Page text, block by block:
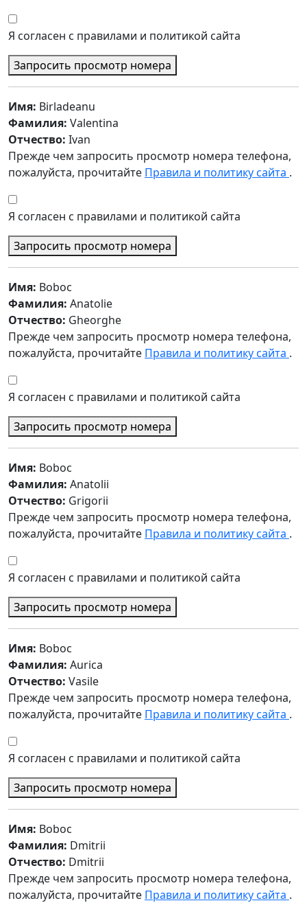
Я согласен с правилами и политикой сайта
Запросить просмотр номера
Имя: Birladeanu
Фамилия: Valentina
Отчество: Ivan
Прежде чем запросить просмотр номера телефона,
пожалуйста, прочитайте Правила и политику сайта .
Я согласен с правилами и политикой сайта
Запросить просмотр номера
Имя: Boboc
Фамилия: Anatolie
Отчество: Gheorghe
Прежде чем запросить просмотр номера телефона,
пожалуйста, прочитайте Правила и политику сайта .
Я согласен с правилами и политикой сайта
Запросить просмотр номера
Имя: Boboc
Фамилия: Anatolii
Отчество: Grigorii
Прежде чем запросить просмотр номера телефона,
пожалуйста, прочитайте Правила и политику сайта .
Я согласен с правилами и политикой сайта
Запросить просмотр номера
Имя: Boboc
Фамилия: Aurica
Отчество: Vasile
Прежде чем запросить просмотр номера телефона,
пожалуйста, прочитайте Правила и политику сайта .
Я согласен с правилами и политикой сайта
Запросить просмотр номера
Имя: Boboc
Фамилия: Dmitrii
Отчество: Dmitrii
Прежде чем запросить просмотр номера телефона,
пожалуйста, прочитайте Правила и политику сайта .